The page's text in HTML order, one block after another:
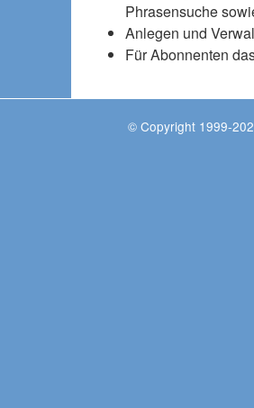
Phrasensuche
Anlegen und
Für Abonnenten
© Copyright 1999-